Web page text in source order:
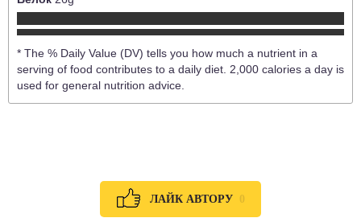
* The % Daily Value (DV) tells you how much a nutrient in a
serving of food contributes to a daily diet. 2,000 calories a day is
used for general nutrition advice.
ЛАЙК АВТОРУ 0